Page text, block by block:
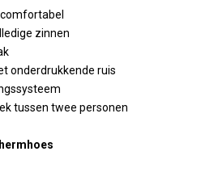
zinnen
onderdrukkende ruis
tussen twee personen